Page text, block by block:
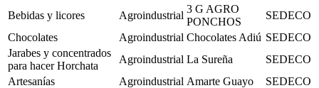
Bebidas y licores Agroindustrial
3 G AGRO
PONCHOS
SEDECO
Chocolates
Agroindustrial Chocolates Adiú SEDECO
Jarabes y concentrados
para hacer Horchata
Agroindustrial La Sureña
SEDECO
Artesanías
Agroindustrial Amarte Guayo
SEDECO